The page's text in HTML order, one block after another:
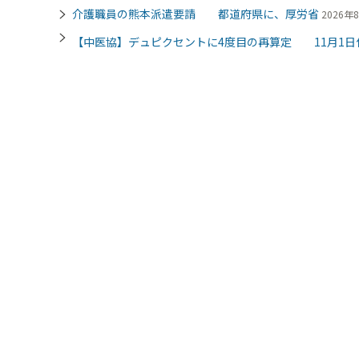
介護職員の熊本派遣要請 都道府県に、厚労省 2026年
【中医協】デュピクセントに4度目の再算定 11月1日